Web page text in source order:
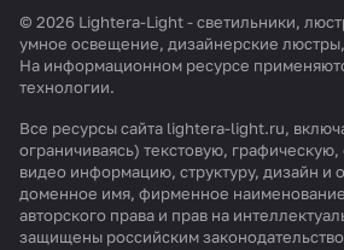
© 2026 Lightera-Light - светильники,
умное освещение, дизайнерские
На информационном ресурсе
технологии.
Все ресурсы сайта lightera-light.ru,
ограничиваясь) текстовую,
видео информацию, структуру, дизайн и
доменное имя, фирменное
авторского права и прав на
защищены российским